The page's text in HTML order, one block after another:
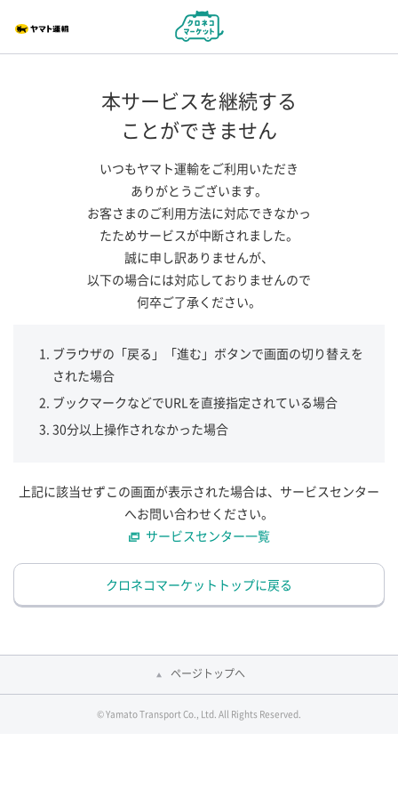
本サービスを継続する
ことができません
いつもヤマト運輸をご利用いただき
ありがとうございます。
お客さまのご利用方法に対応できなかっ
たためサービスが中断されました。
誠に申し訳ありませんが、
以下の場合には対応しておりませんので
何卒ご了承ください。
ブラウザの「戻る」「進む」ボタンで画面の切り替えを
された場合
ブックマークなどでURLを直接指定されている場合
30分以上操作されなかった場合
上記に該当せずこの画面が表示された場合は、サービスセンター
へお問い合わせください。
サービスセンター一覧
クロネコマーケットトップに戻る
ページトップへ
© Yamato Transport Co., Ltd. All Rights Reserved.